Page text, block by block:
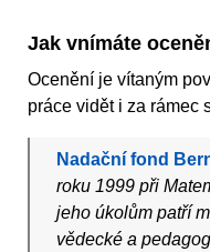
Jak vnímáte
Ocenění je vítaným
práce vidět i za rámec
Nadační fond
roku 1999 při
jeho úkolům patří
vědecké a